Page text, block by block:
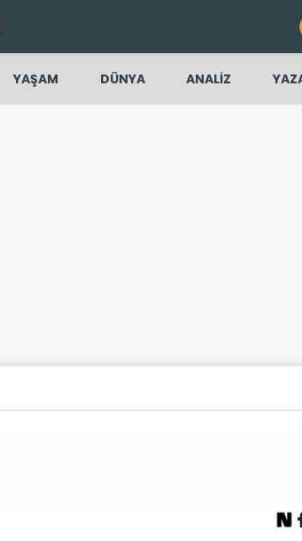
YAŞAM DÜNYA ANALİZ